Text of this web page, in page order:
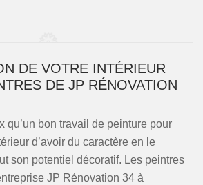
DE VOTRE INTÉRIEUR
DE JP RÉNOVATION
qu’un bon travail de peinture pour
d’avoir du caractère en le
son potentiel décoratif. Les peintres
JP Rénovation 34 à